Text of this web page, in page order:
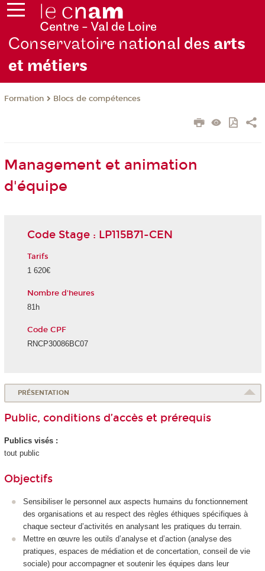
Conservatoire national des arts
et métiers
Formation Blocs de compétences
Management et animation
d'équipe
Code Stage : LP115B71-CEN
Tarifs
1 620€
Nombre d'heures
81h
Code CPF
RNCP30086BC07
PRÉSENTATION
Public, conditions d’accès et prérequis
Publics visés :
tout public
Objectifs
Sensibiliser le personnel aux aspects humains du fonctionnement
des organisations et au respect des règles éthiques spécifiques à
chaque secteur d’activités en analysant les pratiques du terrain.
Mettre en œuvre les outils d’analyse et d’action (analyse des
pratiques, espaces de médiation et de concertation, conseil de vie
sociale) pour accompagner et soutenir les équipes dans leur